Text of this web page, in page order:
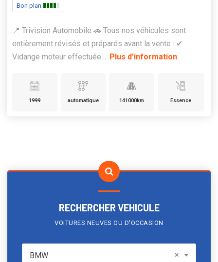
Bon plan
📍 Trivision Automobile 🚗 Tous nos véhicules sont
entièrement révisés et préparés avant la vente : ✔
Vidange moteur effectuée ... Plus d'information
1999 automatique 141000km Essence
RECHERCHER VEHICULE
VOITURES NEUVES OU D'OCCASION
BMW ×
BMW